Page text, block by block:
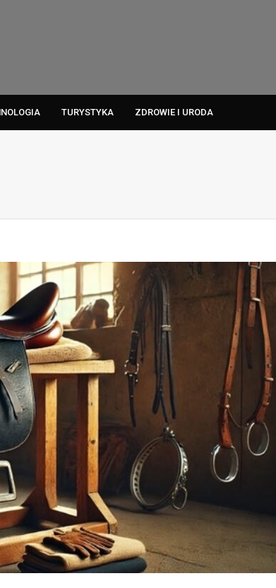
TURYSTYKA ZDROWIE I URODA